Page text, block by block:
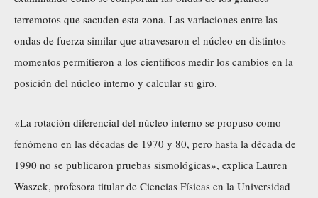
terremotos que sacuden esta zona. Las variaciones entre las
ondas de fuerza similar que atravesaron el núcleo en distintos
momentos permitieron a los científicos medir los cambios en la
posición del núcleo interno y calcular su giro.
«La rotación diferencial del núcleo interno se propuso como
fenómeno en las décadas de 1970 y 80, pero hasta la década de
1990 no se publicaron pruebas sismológicas», explica Lauren
Waszek, profesora titular de Ciencias Físicas en la Universidad